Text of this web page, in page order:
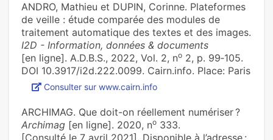
ANDRO, Mathieu et DUPIN, Corinne. Plateformes
de veille : étude comparée des modules de
traitement automatique des textes et des images.
I2D - Information, données & documents
[en ligne]. A.D.B.S., 2022, Vol. 2, no 2, p. 99‑105.
DOI 10.3917/i2d.222.0099. Cairn.info. Place: Paris
Consulter sur www.cairn.info
ARCHIMAG. Que doit-on réellement numériser ?
Archimag [en ligne]. 2020, no 333.